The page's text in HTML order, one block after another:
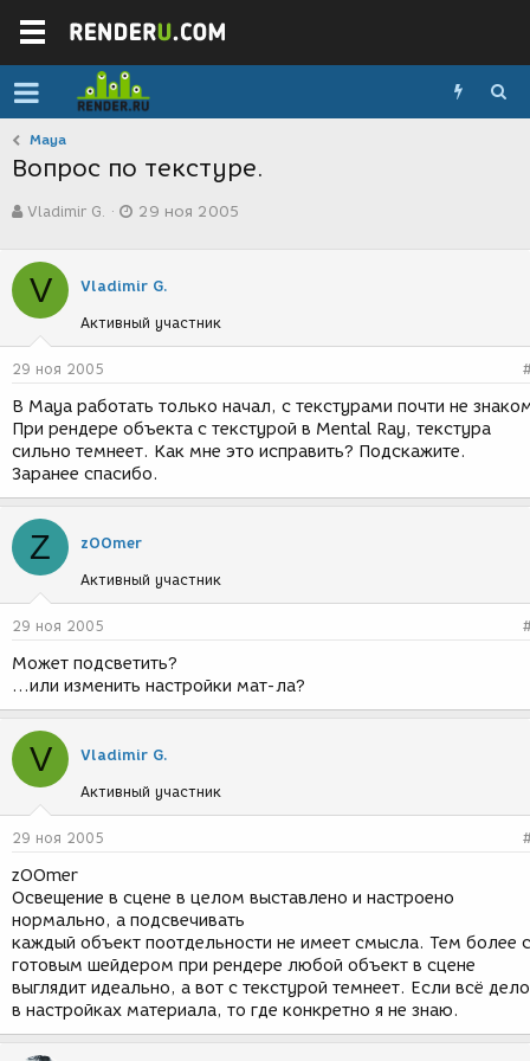
Maya
Вопрос по текстуре.
в
о
р
е
м
ы
Vladimir G.
а
с
з
д
и
я
29 ноя 2005
V Vladimir G.
Активный участник
29 ноя 2005
В Maya работать только начал, с текстурами почти не
При рендере объекта с текстурой в Mental Ray, текстура
сильно темнеет. Как мне это исправить? Подскажите.
Заранее спасибо.
Z zOOmer
Активный участник
29 ноя 2005
Может подсветить?
...или изменить настройки мат-ла?
V Vladimir G.
Активный участник
29 ноя 2005
zOOmer
Освещение в сцене в целом выставлено и настроено
нормально, а подсвечивать
каждый объект поотдельности не имеет смысла. Тем более с
готовым шейдером при рендере любой объект в сцене
выглядит идеально, а вот с текстурой темнеет. Если всё дело
в настройках материала, то где конкретно я не знаю.